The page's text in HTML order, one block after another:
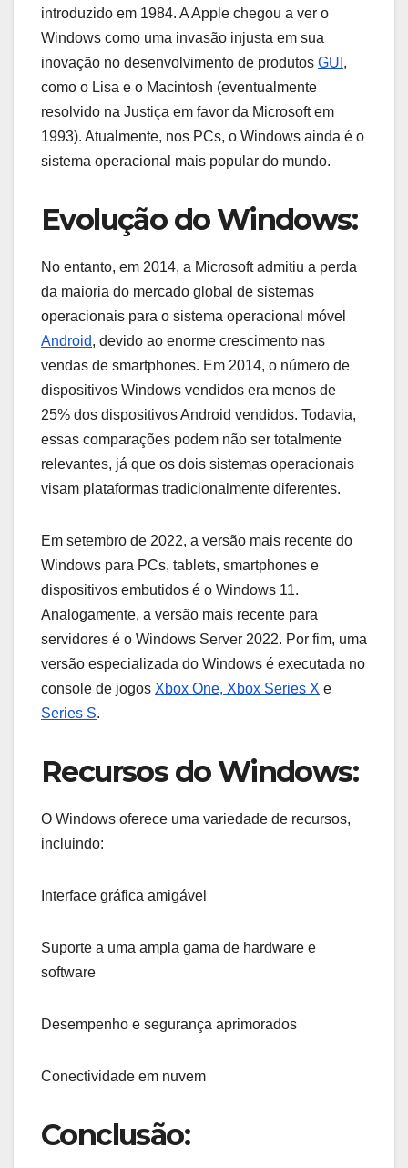
introduzido em 1984. A Apple chegou a ver o
Windows como uma invasão injusta em sua
inovação no desenvolvimento de produtos GUI ,
como o Lisa e o Macintosh (eventualmente
resolvido na Justiça em favor da Microsoft em
1993). Atualmente, nos PCs, o Windows ainda é o
sistema operacional mais popular do mundo.
Evolução do Windows:
No entanto, em 2014, a Microsoft admitiu a perda
da maioria do mercado global de sistemas
operacionais para o sistema operacional móvel
Android, devido ao enorme crescimento nas
vendas de smartphones. Em 2014, o número de
dispositivos Windows vendidos era menos de
25% dos dispositivos Android vendidos. Todavia,
essas comparações podem não ser totalmente
relevantes, já que os dois sistemas operacionais
visam plataformas tradicionalmente diferentes.
Em setembro de 2022, a versão mais recente do
Windows para PCs, tablets, smartphones e
dispositivos embutidos é o Windows 11.
Analogamente, a versão mais recente para
servidores é o Windows Server 2022. Por fim, uma
versão especializada do Windows é executada no
console de jogos Xbox One, Xbox Series X e
Series S.
Recursos do Windows:
O Windows oferece uma variedade de recursos,
incluindo:
Interface gráfica amigável
Suporte a uma ampla gama de hardware e
software
Desempenho e segurança aprimorados
Conectividade em nuvem
Conclusão: